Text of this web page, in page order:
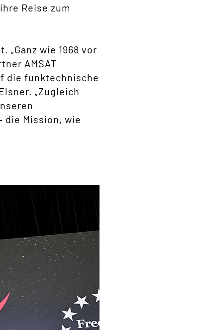
Reise zum
wie 1968 vor
AMSAT
die funktechnische
„Zugleich
die Mission, wie